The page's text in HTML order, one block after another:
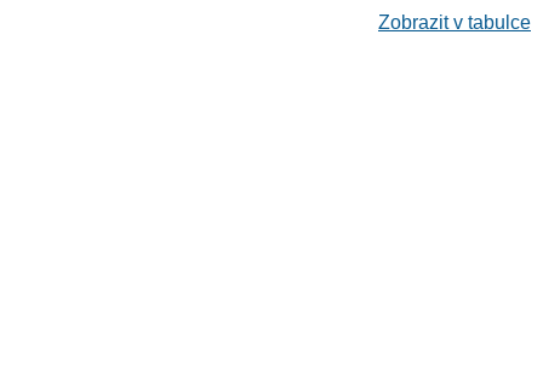
Zobrazit v tabulce